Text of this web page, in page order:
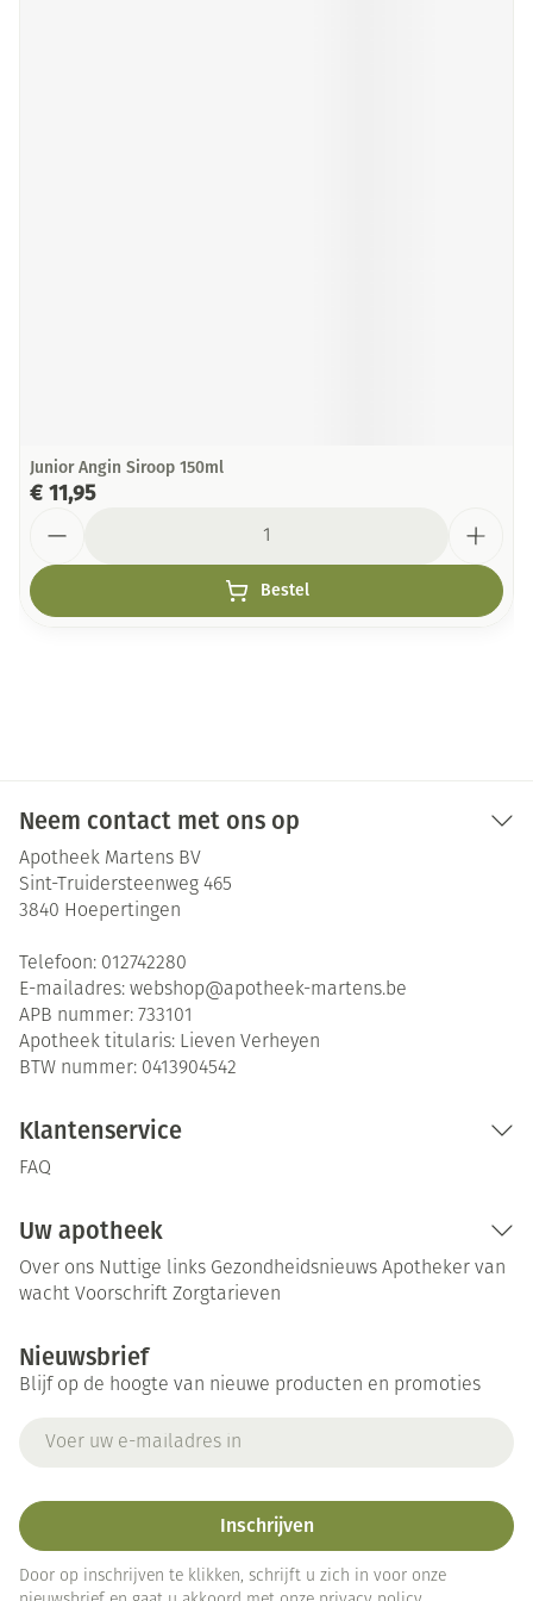
Junior Angin Siroop 150ml
€ 11,95
Bestel
Neem contact met ons op
Apotheek Martens BV
Sint-Truidersteenweg 465
3840 Hoepertingen
Telefoon: 012742280
E-mailadres: webshop@apotheek-martens.be
APB nummer: 733101
Apotheek titularis: Lieven Verheyen
BTW nummer: 0413904542
Klantenservice
FAQ
Uw apotheek
Over ons Nuttige links Gezondheidsnieuws Apotheker van
wacht Voorschrift Zorgtarieven
Nieuwsbrief
Blijf op de hoogte van nieuwe producten en promoties
Inschrijven
Door op inschrijven te klikken, schrijft u zich in voor onze